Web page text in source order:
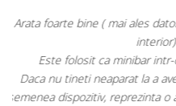
Răcește
Faptul că grătarul metalic
este, după părerea mea,